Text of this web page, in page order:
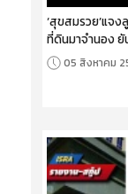
‘สุขสมรวย’แจง
ที่ดินมาจำนอง ยั
05 สิงหาคม